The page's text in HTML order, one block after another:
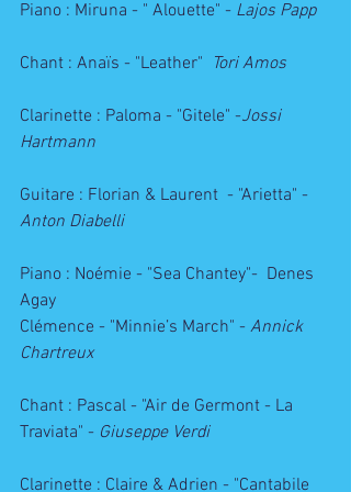
Piano : Miruna - " Alouette" - Lajos Papp
Chant : Anaïs - "Leather" Tori Amos
Clarinette : Paloma - "Gitele" -Jossi
Hartmann
Guitare : Florian & Laurent  - "Arietta" -
Anton Diabelli
Piano : Noémie - "Sea Chantey"-  Denes
Agay
Clémence - "Minnie’s March" - Annick
Chartreux
Chant : Pascal - "Air de Germont - La
Traviata" - Giuseppe Verdi
Clarinette : Claire & Adrien - "Cantabile